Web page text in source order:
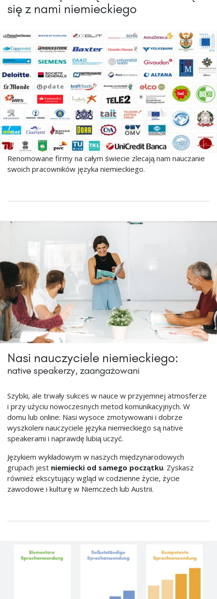
się z nami niemieckiego
Renomowane firmy na całym świecie zlecają nam nauczanie
swoich pracowników języka niemieckiego.
Nasi nauczyciele niemieckiego:
native speakerzy, zaangażowani
Szybki, ale trwały sukces w nauce w przyjemnej atmosferze
i przy użyciu nowoczesnych metod komunikacyjnych. W
domu lub online: Nasi wysoce zmotywowani i dobrze
wyszkoleni nauczyciele języka niemieckiego są native
speakerami i naprawdę lubią uczyć.
Językiem wykładowym w naszych międzynarodowych
grupach jest niemiecki od samego początku. Zyskasz
również ekscytujący wgląd w codzienne życie, życie
zawodowe i kulturę w Niemczech lub Austrii.